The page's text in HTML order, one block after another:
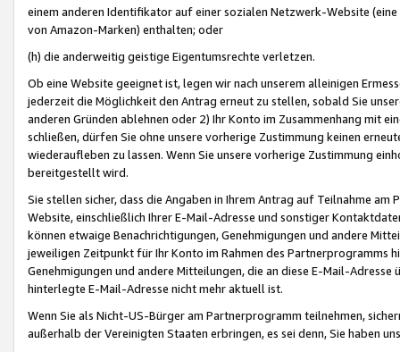
einem anderen Identifikator auf einer sozialen Netzwerk-Website
von Amazon-Marken) enthalten; oder
(h) die anderweitig geistige Eigentumsrechte verletzen.
Ob eine Website geeignet ist, legen wir nach unserem alleinigen
jederzeit die Möglichkeit den Antrag erneut zu stellen, sobald Sie
anderen Gründen ablehnen oder 2) Ihr Konto im Zusammenhang mit
schließen, dürfen Sie ohne unsere vorherige Zustimmung keinen
wiederaufleben zu lassen. Wenn Sie unsere vorherige Zustimmung
bereitgestellt wird.
Sie stellen sicher, dass die Angaben in Ihrem Antrag auf Teilnahme
Website, einschließlich Ihrer E-Mail-Adresse und sonstiger
können etwaige Benachrichtigungen, Genehmigungen und andere
jeweiligen Zeitpunkt für Ihr Konto im Rahmen des Partnerprogramms
Genehmigungen und andere Mitteilungen, die an diese E-Mail-
hinterlegte E-Mail-Adresse nicht mehr aktuell ist.
Wenn Sie als Nicht-US-Bürger am Partnerprogramm teilnehmen,
außerhalb der Vereinigten Staaten erbringen, es sei denn, Sie haben